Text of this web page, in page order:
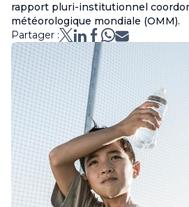
rapport pluri-institutionnel
météorologique mondiale (OMM).
Partager :